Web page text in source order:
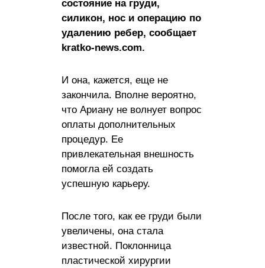
состояние на груди,
силикон, нос и операцию по
удалению ребер, сообщает
kratko-news.com.
И она, кажется, еще не
закончила. Вполне вероятно,
что Ариану не волнует вопрос
оплаты дополнительных
процедур. Ее
привлекательная внешность
помогла ей создать
успешную карьеру.
После того, как ее груди были
увеличены, она стала
известной. Поклонница
пластической хирургии